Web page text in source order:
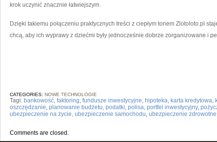
krok uczynić znacznie łatwiejszym.
Dzięki takiemu połączeniu praktycznych treści z ciepłym tonem Zlotoloto.pl
chcą, aby ich wyprawy z dziećmi były jednocześnie dobrze zorganizowane i
CATEGORIES: NOWE TECHNOLOGIE
Tagi: bankowość, faktoring, fundusze inwestycyjne, hipoteka, karta kredytowa,
oszczędzanie, planowanie budżetu, podatki, polisa, portfel inwestycyjny,
ubezpieczenie na życie, ubezpieczenie samochodu, ubezpieczenie zdrowotne
Comments are closed.